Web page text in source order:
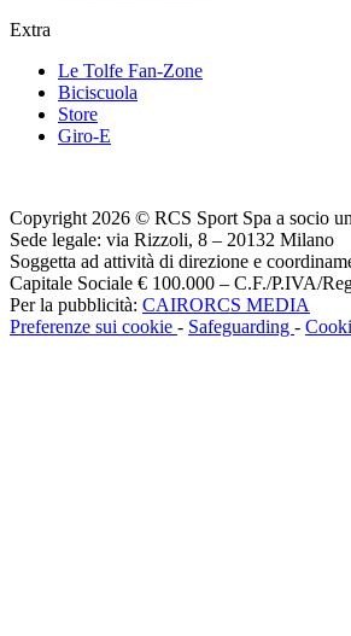
Extra
Le Tolfe Fan-Zone
Biciscuola
Store
Giro-E
Copyright 2026 © RCS Sport Spa a socio
Sede legale: via Rizzoli, 8 – 20132 Milano
Soggetta ad attività di direzione e
Capitale Sociale € 100.000 – C.F./P.IVA/
Per la pubblicità: CAIRORCS MEDIA
Preferenze sui cookie - Safeguarding -